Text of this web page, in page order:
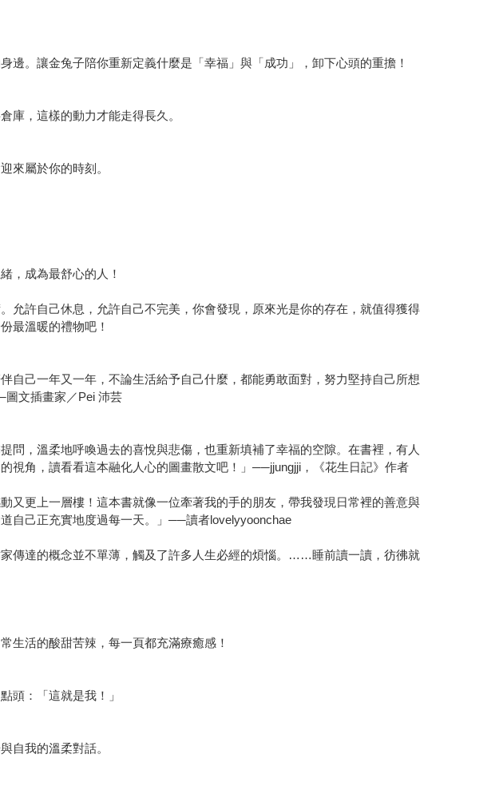
。讓金兔子陪你重新定義什麼是「幸福」與「成功」，卸下心頭的重擔！
庫，這樣的動力才能走得長久。
來屬於你的時刻。
，成為最舒心的人！
允許自己休息，允許自己不完美，你會發現，原來光是你的存在，就值得獲得
最溫暖的禮物吧！
自己一年又一年，不論生活給予自己什麼，都能勇敢面對，努力堅持自己所想
圖文插畫家／Pei 沛芸
問，溫柔地呼喚過去的喜悅與悲傷，也重新填補了幸福的空隙。在書裡，有人
視角，讀看看這本融化人心的圖畫散文吧！」──jjungjji，《花生日記》作者
又更上一層樓！這本書就像一位牽著我的手的朋友，帶我發現日常裡的善意與
自己正充實地度過每一天。」──讀者lovelyyoonchae
傳達的概念並不單薄，觸及了許多人生必經的煩惱。……睡前讀一讀，彷彿就
生活的酸甜苦辣，每一頁都充滿療癒感！
頭：「這就是我！」
自我的溫柔對話。